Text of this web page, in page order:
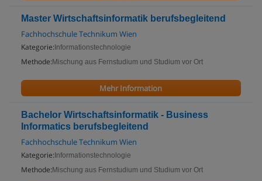
Master Wirtschaftsinformatik berufsbegleitend
Fachhochschule Technikum Wien
Kategorie: Informationstechnologie
Methode: Mischung aus Fernstudium und Studium vor Ort
Mehr Information
Bachelor Wirtschaftsinformatik - Business
Informatics berufsbegleitend
Fachhochschule Technikum Wien
Kategorie: Informationstechnologie
Methode: Mischung aus Fernstudium und Studium vor Ort